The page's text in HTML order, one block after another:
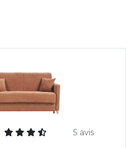
5 avis